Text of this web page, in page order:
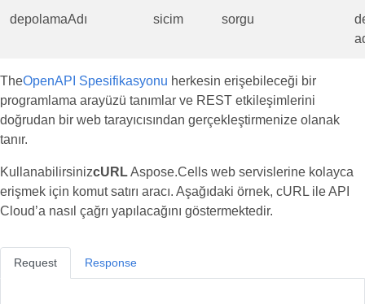
depolamaAdı sicim sorgu
TheOpenAPI Spesifikasyonu herkesin erişebileceği bir
programlama arayüzü tanımlar ve REST etkileşimlerini
doğrudan bir web tarayıcısından gerçekleştirmenize olanak
tanır.
KullanabilirsinizcURLAspose.Cells web servislerine kolayca
erişmek için komut satırı aracı. Aşağıdaki örnek, cURL ile API
Cloud’a nasıl çağrı yapılacağını göstermektedir.
Request Response